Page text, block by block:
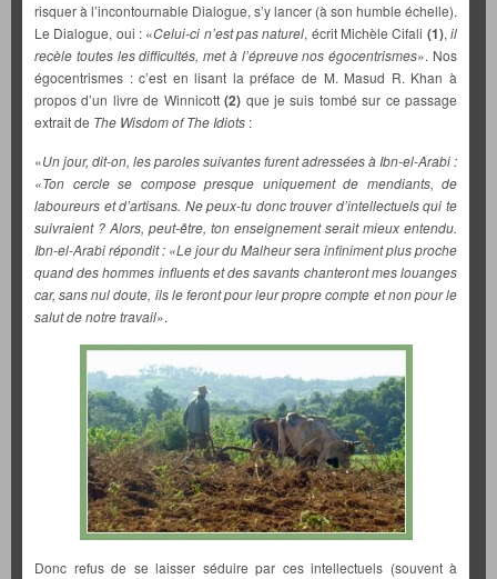
risquer à l’incontournable Dialogue, s’y lancer (à son humble échelle).
Le Dialogue, oui : «Celui-ci n’est pas naturel, écrit Michèle Cifali (1),il
recèle toutes les difficultés, met à l’épreuve nos égocentrismes». Nos
égocentrismes : c’est en lisant la préface de M. Masud R. Khan à
propos d’un livre de Winnicott(2) que je suis tombé sur ce passage
extrait de The Wisdom of The Idiots :
«Un jour, dit-on, les paroles suivantes furent adressées à Ibn-el-Arabi :
«Ton cercle se compose presque uniquement de mendiants, de
laboureurs et d’artisans. Ne peux-tu donc trouver d’intellectuels qui te
suivraient ? Alors, peut-être, ton enseignement serait mieux entendu.
Ibn-el-Arabi répondit : «Le jour du Malheur sera infiniment plus proche
quand des hommes influents et des savants chanteront mes louanges
car, sans nul doute, ils le feront pour leur propre compte et non pour le
salut de notre travail».
Donc refus de se laisser séduire par ces intellectuels (souvent à